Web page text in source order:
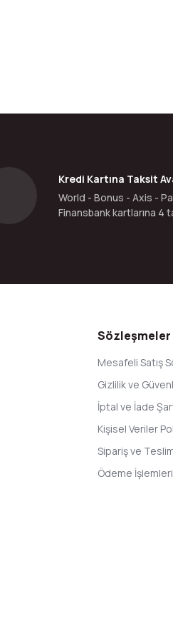
Kredi Kartına Taksit
World - Bonus - Axis -
Finansbank kartlarına 4
Sözleşmeler
Mesafeli Satış
Gizlilik ve
İptal ve İade
Kişisel Veriler
Sipariş ve
Ödeme İşlemleri